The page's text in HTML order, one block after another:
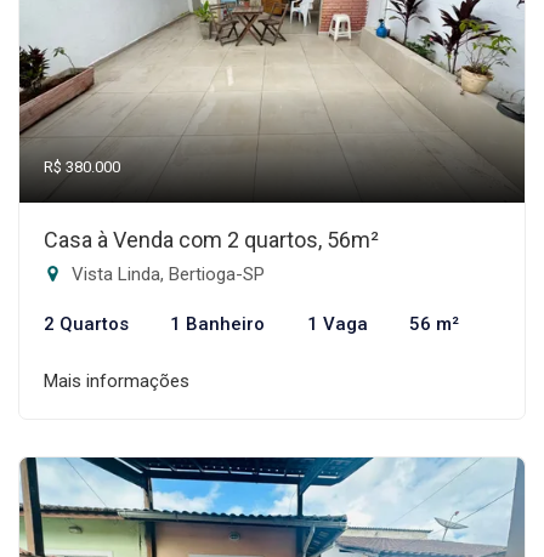
R$ 380.000
Casa à Venda com 2 quartos, 56m²
Vista Linda, Bertioga-SP
2 Quartos 1 Banheiro 1 Vaga 56 m²
Mais informações